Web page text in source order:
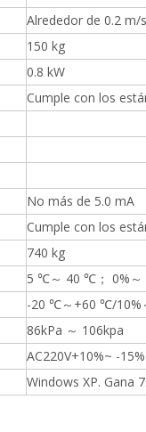
Alrededor de 0.2 m/s
150 kg
0.8 kW
Cumple con los
No más de 5.0 mA
Cumple con los
740 kg
5 ℃～ 40 ℃； 0%～
-20 ℃～+60 ℃/10%
86kPa ～ 106kpa
AC220V+10%~ -
Windows XP. Gana